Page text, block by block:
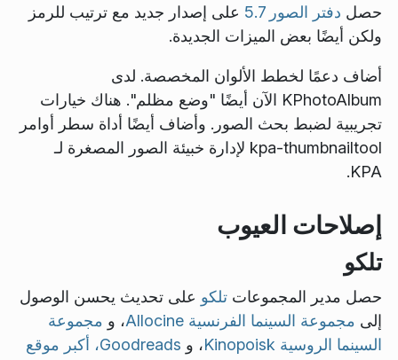
حصل دفتر الصور 5.7
على إصدار جديد مع ترتيب للرمز
ولكن أيضًا بعض الميزات الجديدة.
أضاف دعمًا لخطط الألوان المخصصة. لدى
KPhotoAlbum الآن أيضًا "وضع مظلم". هناك خيارات
تجريبية لضبط بحث الصور. وأضاف أيضًا أداة سطر أوامر
kpa-thumbnailtool لإدارة خبيئة الصور المصغرة لـ
KPA.
إصلاحات العيوب
تلكو
حصل مدير المجموعات تلكو على تحديث يحسن الوصول
إلى مجموعة السينما الفرنسية Allocine ، و مجموعة
السينما الروسية Kinopoisk
، و
Goodreads، أكبر موقع